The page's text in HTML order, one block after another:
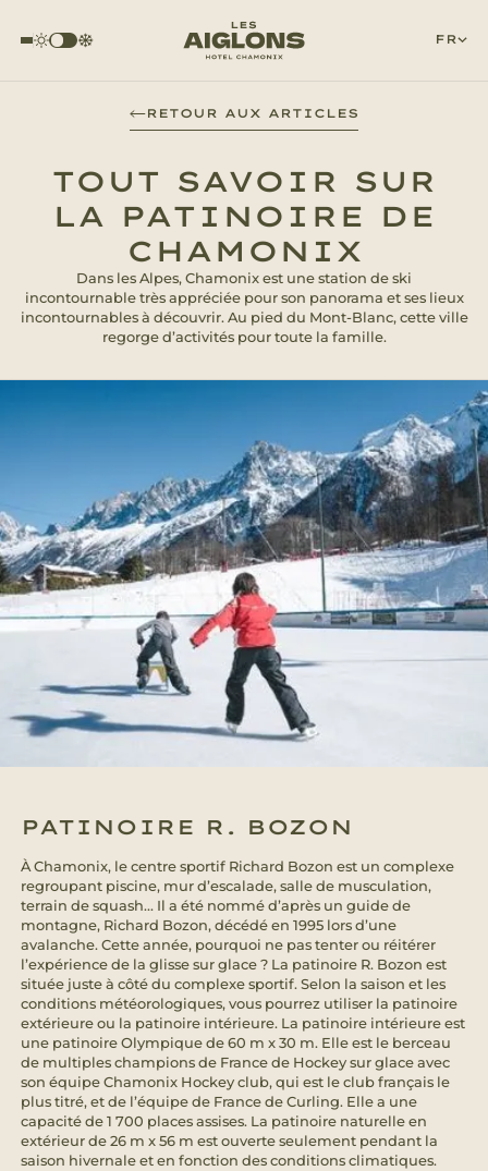
FR
RETOUR AUX ARTICLES
TOUT SAVOIR SUR
LA PATINOIRE DE
CHAMONIX
Dans les Alpes, Chamonix est une station de ski
incontournable très appréciée pour son panorama et ses lieux
incontournables à découvrir. Au pied du Mont-Blanc, cette ville
regorge d’activités pour toute la famille.
PATINOIRE R. BOZON
À Chamonix, le centre sportif Richard Bozon est un complexe
regroupant piscine, mur d’escalade, salle de musculation,
terrain de squash… Il a été nommé d’après un guide de
montagne, Richard Bozon, décédé en 1995 lors d’une
avalanche. Cette année, pourquoi ne pas tenter ou réitérer
l’expérience de la glisse sur glace ? La patinoire R. Bozon est
située juste à côté du complexe sportif. Selon la saison et les
conditions météorologiques, vous pourrez utiliser la patinoire
extérieure ou la patinoire intérieure. La patinoire intérieure est
une patinoire Olympique de 60 m x 30 m. Elle est le berceau
de multiples champions de France de Hockey sur glace avec
son équipe Chamonix Hockey club, qui est le club français le
plus titré, et de l’équipe de France de Curling. Elle a une
capacité de 1 700 places assises. La patinoire naturelle en
extérieur de 26 m x 56 m est ouverte seulement pendant la
saison hivernale et en fonction des conditions climatiques.